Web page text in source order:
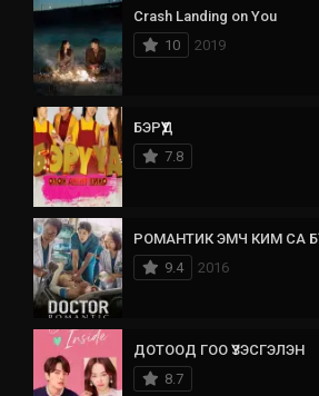
Crash Landing on You
10
2019
БЭРҮҮД
7.8
РОМАНТИК ЭМЧ КИМ СА БҮ
9.4
2016
ДОТООД ГОО ҮЗЭСГЭЛЭН
8.7